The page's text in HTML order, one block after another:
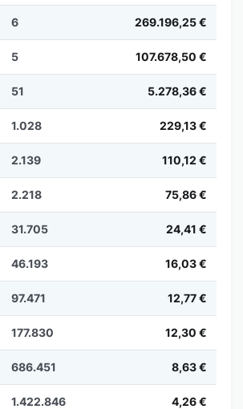
6 269.196,25 €
5 107.678,50 €
51 5.278,36 €
1.028 229,13 €
2.139 110,12 €
2.218 75,86 €
31.705 24,41 €
46.193 16,03 €
97.471 12,77 €
177.830 12,30 €
686.451 8,63 €
1.422.846 4,26 €